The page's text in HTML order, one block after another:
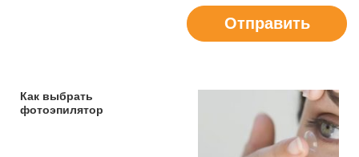
Отправить
Как выбрать
фотоэпилятор